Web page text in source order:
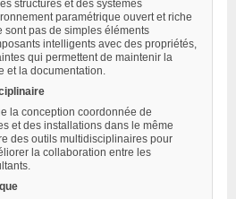
structures et des systèmes
paramétrique ouvert et riche
sont pas de simples éléments
intelligents avec des propriétés,
qui permettent de maintenir la
et la documentation.
la conception coordonnée de
et des installations dans le même
des outils multidisciplinaires pour
la collaboration entre les